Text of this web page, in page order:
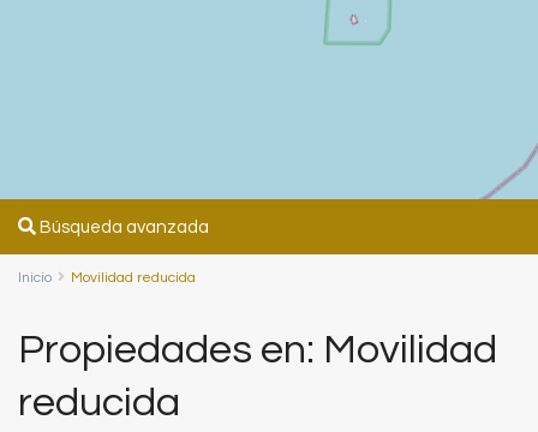
Búsqueda avanzada
Inicio Movilidad reducida
Propiedades en: Movilidad
reducida